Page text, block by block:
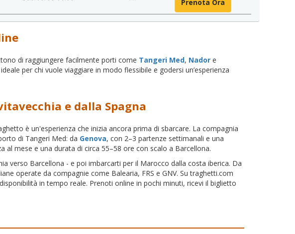
Prenota Ora
di raggiungere facilmente porti come Tangeri Med, Nador e
per chi vuole viaggiare in modo flessibile e godersi un’esperienza
e dalla Spagna
è un'esperienza che inizia ancora prima di sbarcare. La compagnia
di Tangeri Med: da Genova, con 2–3 partenze settimanali e una
al mese e una durata di circa 55–58 ore con scalo a Barcellona.
verso Barcellona - e poi imbarcarti per il Marocco dalla costa iberica. Da
operate da compagnie come Balearia, FRS e GNV. Su traghetti.com
in tempo reale. Prenoti online in pochi minuti, ricevi il biglietto